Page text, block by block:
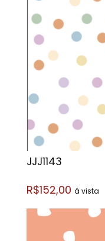
JJJ1143
R$152,00 á vista